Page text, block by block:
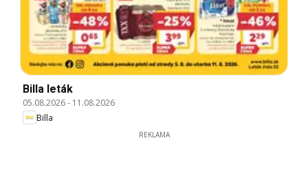
Billa leták
05.08.2026- 11.08.2026
Billa
REKLAMA